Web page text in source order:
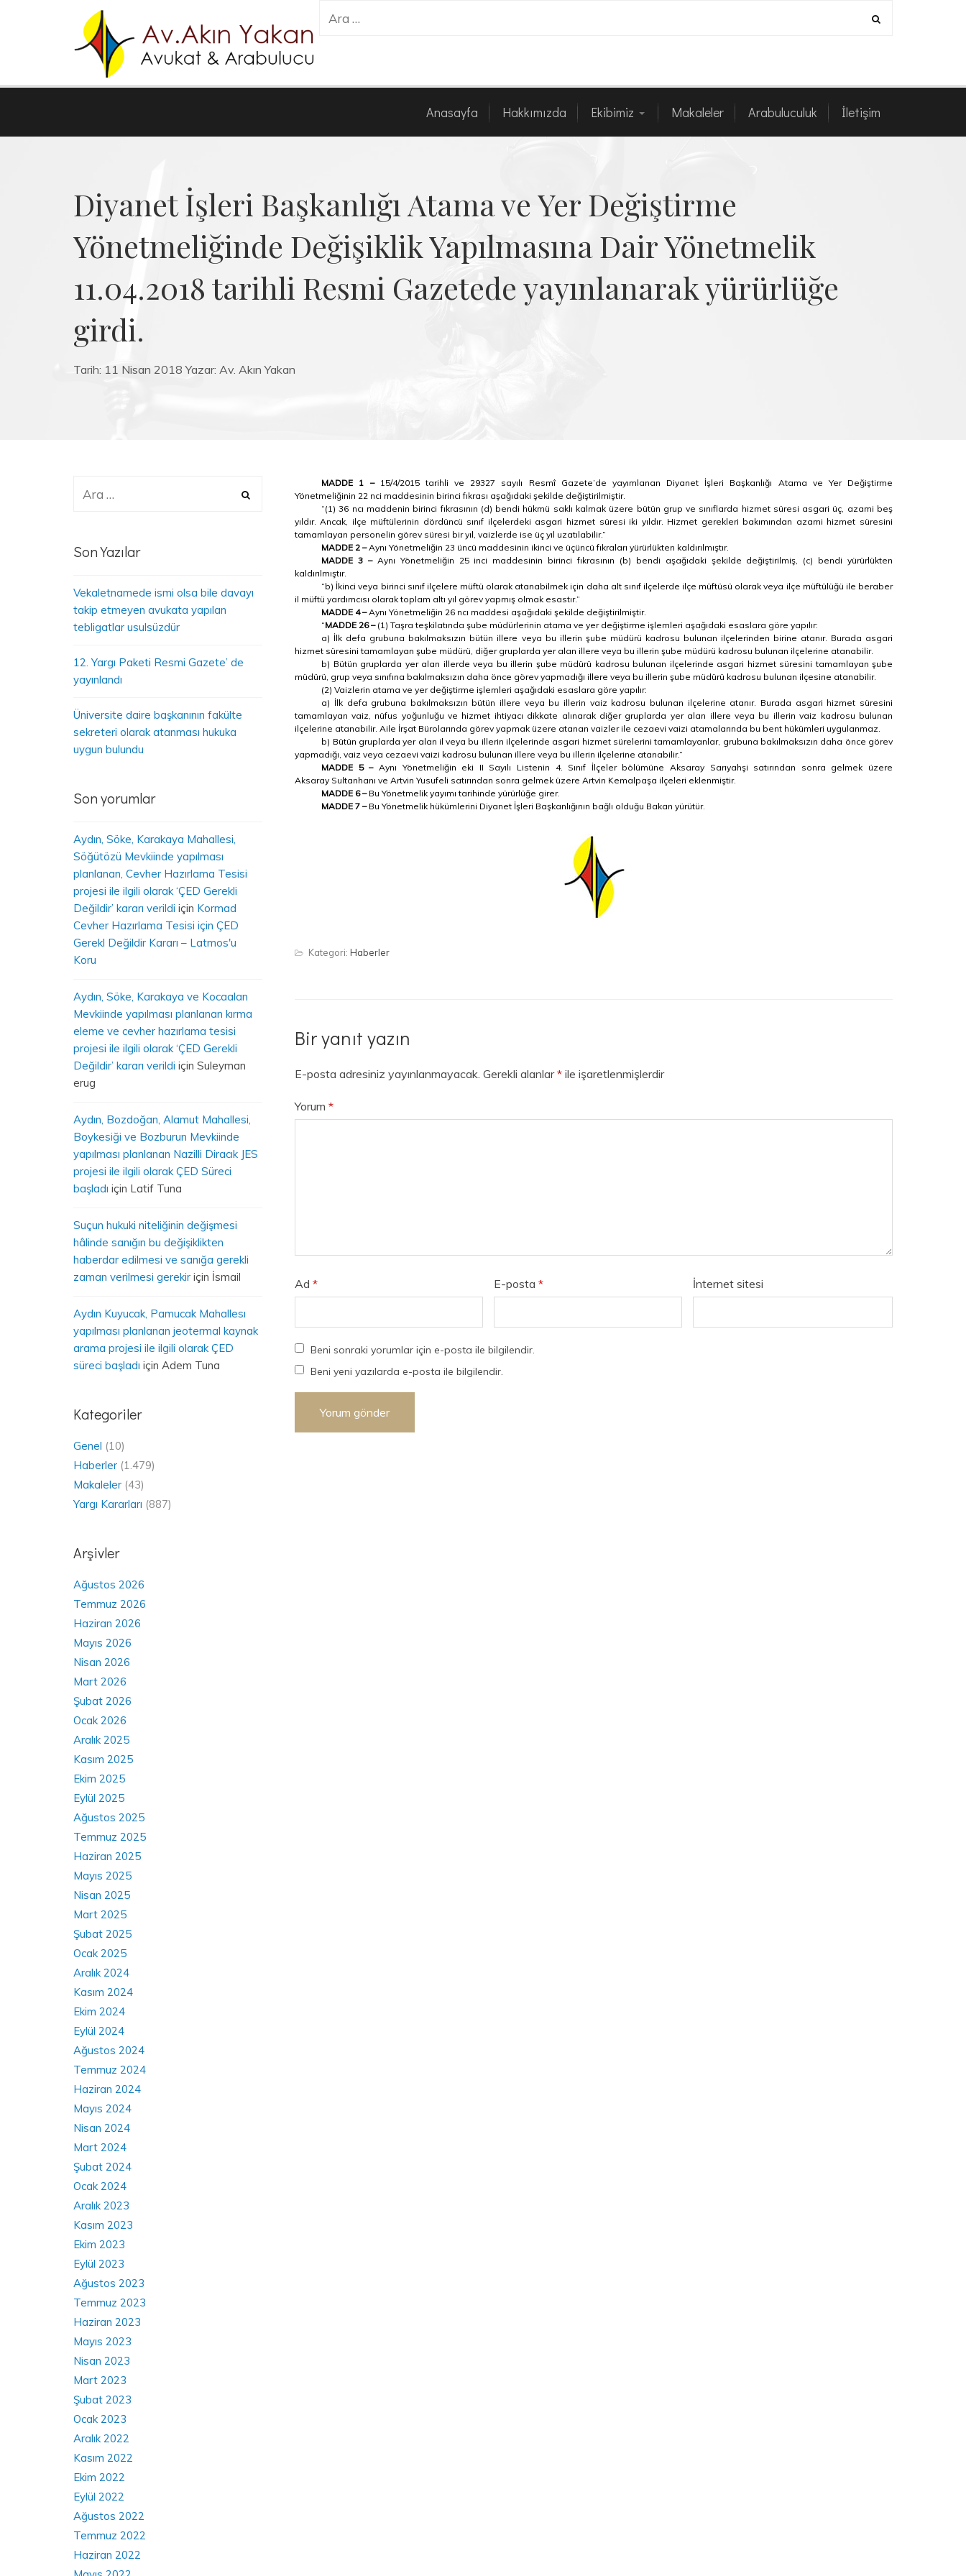
Anasayfa Hakkımızda Ekibimiz Makaleler Arabuluculuk İletişim
İletişim
Diyanet İşleri Başkanlığı Atama ve Yer Değiştirme
Yönetmeliğinde Değişiklik Yapılmasına Dair Yönetmelik
11.04.2018 tarihli Resmi Gazetede yayınlanarak yürürlüğe
girdi.
Tarih: 11 Nisan 2018 Yazar: Av. Akın Yakan
MADDE 1 – 15/4/2015tarihli ve 29327 sayılı Resmî Gazete’de yayımlanan Diyanet İşleri Başkanlığı Atama ve Yer Değiştirme
Yönetmeliğinin 22 nci maddesinin birinci fıkrası aşağıdaki şekilde değiştirilmiştir.
“(1) 36 ncı maddenin birinci fıkrasının (d) bendi hükmü saklı kalmak üzere bütün grup ve sınıflarda hizmet süresi asgari üç, azami beş
yıldır. Ancak, ilçe müftülerinin dördüncü sınıf ilçelerdeki asgari hizmet süresi iki yıldır. Hizmet gerekleri bakımından azami hizmet süresini
tamamlayan personelin görev süresi bir yıl, vaizlerde ise üç yıl uzatılabilir.”
MADDE 2 –Aynı Yönetmeliğin 23 üncü maddesinin ikinci ve üçüncü fıkraları yürürlükten kaldırılmıştır.
MADDE 3 – Aynı Yönetmeliğin 25 inci maddesinin birinci fıkrasının (b) bendi aşağıdaki şekilde değiştirilmiş, (c) bendi yürürlükten
kaldırılmıştır.
“b) İkinci veya birinci sınıf ilçelere müftü olarak atanabilmek için daha alt sınıf ilçelerde ilçe müftüsü olarak veya ilçe müftülüğü ile beraber
il müftü yardımcısı olarak toplam altı yıl görev yapmış olmak esastır.”
MADDE 4 –Aynı Yönetmeliğin 26 ncı maddesi aşağıdaki şekilde değiştirilmiştir.
“MADDE 26 – (1) Taşra teşkilatında şube müdürlerinin atama ve yer değiştirme işlemleri aşağıdaki esaslara göre yapılır:
a) İlk defa grubuna bakılmaksızın bütün illere veya bu illerin şube müdürü kadrosu bulunan ilçelerinden birine atanır. Burada asgari
hizmet süresini tamamlayan şube müdürü, diğer gruplarda yer alan illere veya bu illerin şube müdürü kadrosu bulunan ilçelerine atanabilir.
b) Bütün gruplarda yer alan illerde veya bu illerin şube müdürü kadrosu bulunan ilçelerinde asgari hizmet süresini tamamlayan şube
müdürü, grup veya sınıfına bakılmaksızın daha önce görev yapmadığı illere veya bu illerin şube müdürü kadrosu bulunan ilçesine atanabilir.
(2) Vaizlerin atama ve yer değiştirme işlemleri aşağıdaki esaslara göre yapılır:
a) İlk defa grubuna bakılmaksızın bütün illere veya bu illerin vaiz kadrosu bulunan ilçelerine atanır. Burada asgari hizmet süresini
tamamlayan vaiz, nüfus yoğunluğu ve hizmet ihtiyacı dikkate alınarak diğer gruplarda yer alan illere veya bu illerin vaiz kadrosu bulunan
ilçelerine atanabilir. Aile İrşat Bürolarında görev yapmak üzere atanan vaizler ile cezaevi vaizi atamalarında bu bent hükümleri uygulanmaz.
b) Bütün gruplarda yer alan il veya bu illerin ilçelerinde asgari hizmet sürelerini tamamlayanlar, grubuna bakılmaksızın daha önce görev
yapmadığı, vaiz veya cezaevi vaizi kadrosu bulunan illere veya bu illerin ilçelerine atanabilir.”
MADDE 5 –Aynı Yönetmeliğin eki II Sayılı Listenin 4. Sınıf İlçeler bölümüne Aksaray Sarıyahşi satırından sonra gelmek üzere
Aksaray Sultanhanı ve Artvin Yusufeli satırından sonra gelmek üzere Artvin Kemalpaşa ilçeleri eklenmiştir.
MADDE 6 – Bu Yönetmelik yayımı tarihinde yürürlüğe girer.
MADDE 7 – Bu Yönetmelik hükümlerini Diyanet İşleri Başkanlığının bağlı olduğu Bakan yürütür.
Kategori: Haberler
Bir yanıt yazın
E-posta adresiniz yayınlanmayacak. Gerekli alanlar*ile işaretlenmişlerdir
Yorum *
Ad * E-posta * İnternet sitesi
Beni sonraki yorumlar için e-posta ile bilgilendir.
Beni yeni yazılarda e-posta ile bilgilendir.
Son Yazılar
Vekaletnamede ismi olsa bile davayı
takip etmeyen avukata yapılan
tebligatlar usulsüzdür
12. Yargı Paketi Resmi Gazete’ de
yayınlandı
Üniversite daire başkanının fakülte
sekreteri olarak atanması hukuka
uygun bulundu
Son yorumlar
Aydın, Söke, Karakaya Mahallesi,
Söğütözü Mevkiinde yapılması
planlanan, Cevher Hazırlama Tesisi
projesi ile ilgili olarak ‘ÇED Gerekli
Değildir’ kararı verildi için Kormad
Cevher Hazırlama Tesisi için ÇED
Gerekl Değildir Kararı – Latmos'u
Koru
Aydın, Söke, Karakaya ve Kocaalan
Mevkiinde yapılması planlanan kırma
eleme ve cevher hazırlama tesisi
projesi ile ilgili olarak ‘ÇED Gerekli
Değildir’ kararı verildi için Suleyman
erug
Aydın, Bozdoğan, Alamut Mahallesi,
Boykesiği ve Bozburun Mevkiinde
yapılması planlanan Nazilli Diracık JES
projesi ile ilgili olarak ÇED Süreci
başladı için Latif Tuna
Suçun hukuki niteliğinin değişmesi
hâlinde sanığın bu değişiklikten
haberdar edilmesi ve sanığa gerekli
zaman verilmesi gerekir için İsmail
Aydın Kuyucak, Pamucak Mahallesı
yapılması planlanan jeotermal kaynak
arama projesi ile ilgili olarak ÇED
süreci başladı için Adem Tuna
Kategoriler
Genel (10)
Haberler (1.479)
Makaleler (43)
Yargı Kararları (887)
Arşivler
Ağustos 2026
Temmuz 2026
Haziran 2026
Mayıs 2026
Nisan 2026
Mart 2026
Şubat 2026
Ocak 2026
Aralık 2025
Kasım 2025
Ekim 2025
Eylül 2025
Ağustos 2025
Temmuz 2025
Haziran 2025
Mayıs 2025
Nisan 2025
Mart 2025
Şubat 2025
Ocak 2025
Aralık 2024
Kasım 2024
Ekim 2024
Eylül 2024
Ağustos 2024
Temmuz 2024
Haziran 2024
Mayıs 2024
Nisan 2024
Mart 2024
Şubat 2024
Ocak 2024
Aralık 2023
Kasım 2023
Ekim 2023
Eylül 2023
Ağustos 2023
Temmuz 2023
Haziran 2023
Mayıs 2023
Nisan 2023
Mart 2023
Şubat 2023
Ocak 2023
Aralık 2022
Kasım 2022
Ekim 2022
Eylül 2022
Ağustos 2022
Temmuz 2022
Haziran 2022